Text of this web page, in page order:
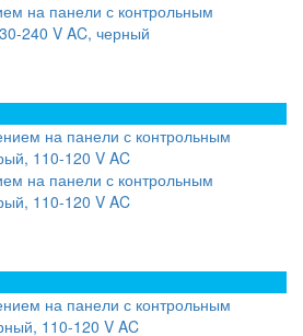
на панели с контрольным
240 V AC, черный
на панели с контрольным
110-120 V AC